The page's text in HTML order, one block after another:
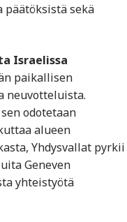
sekä
Israelissa
paikallisen
neuvotteluista.
odotetaan
alueen
Yhdysvallat pyrkii
Geneven
yhteistyötä